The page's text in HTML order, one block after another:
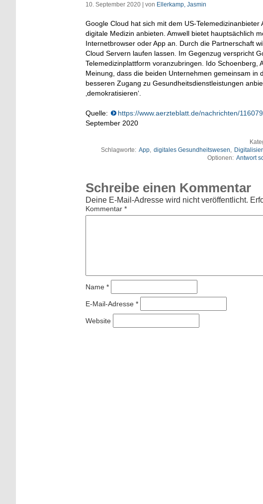
10. September 2020 | von Ellerkamp, Jasmin
Google Cloud hat sich mit dem US-
digitale Medizin anbieten. Amwell bietet hauptsächlich
Internetbrowser oder App an. Durch die Partnerschaft
Cloud Servern laufen lassen. Im Gegenzug verspricht
Telemedizinplattform voranzubringen. Ido Schoenberg,
Meinung, dass die beiden Unternehmen gemeinsam
besseren Zugang zu Gesundheitsdienstleistungen
‚demokratisieren‘.
Quelle: https://www.aerzteblatt.de/nachrichten/
September 2020
Schlagworte: App, digitales Gesundheitswesen,
Optionen: Antwort
Schreibe einen Kommentar
Deine E-Mail-Adresse wird nicht veröffentlicht.
Kommentar *
Name *
E-Mail-Adresse *
Website